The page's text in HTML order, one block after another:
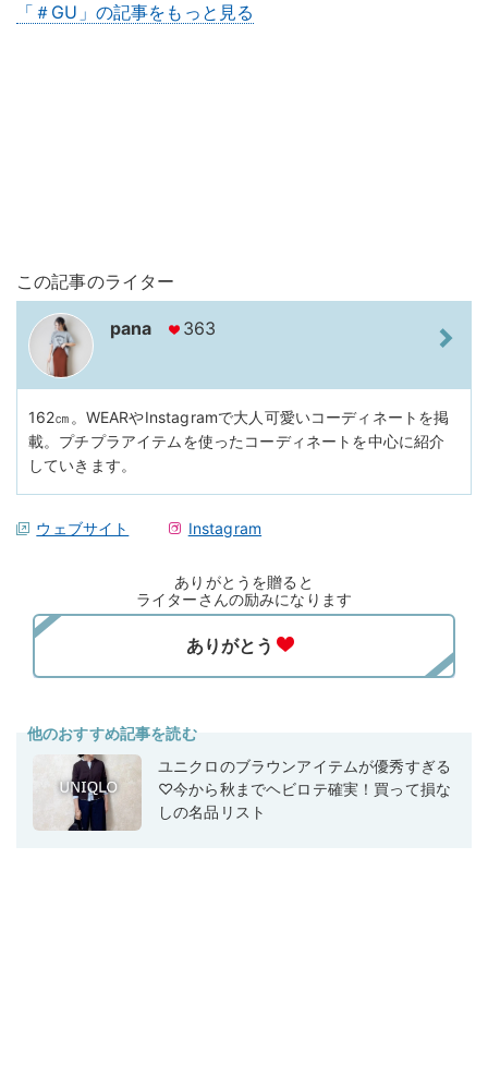
「＃GU」の記事をもっと見る
この記事のライター
pana 363
162㎝。WEARやInstagramで大人可愛いコーディネートを掲
載。プチプラアイテムを使ったコーディネートを中心に紹介
していきます。
ウェブサイト Instagram
ありがとうを贈ると
ライターさんの励みになります
他のおすすめ記事を読む
ユニクロのブラウンアイテムが優秀すぎる
♡今から秋までヘビロテ確実！買って損な
しの名品リスト